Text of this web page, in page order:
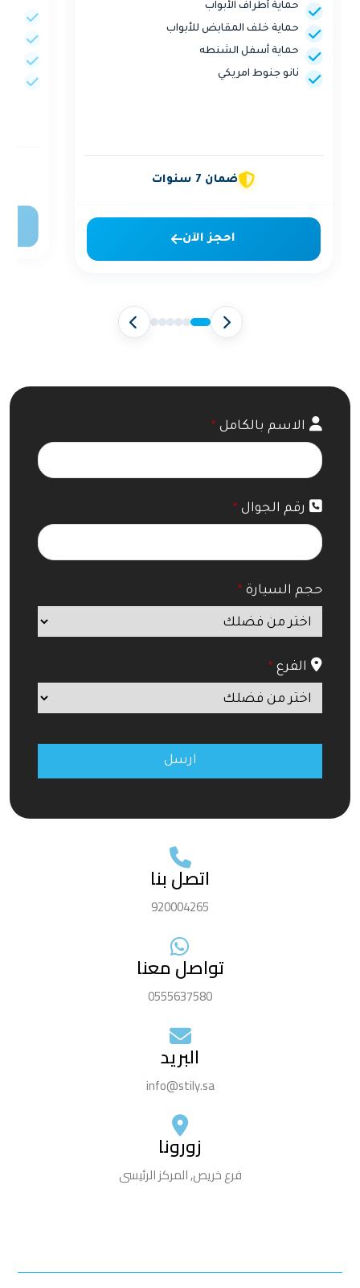
حماية أطراف الأبواب
حماية خلف المقابض للأبواب
حماية أسفل الشنطه
نانو جنوط امريكي
ضمان 7 سنوات
احجز الآن
الاسم بالكامل *
رقم الجوال *
حجم السيارة *
الفرع *
ارسل
اتصل بنا
920004265
تواصل معنا
0555637580
البريد
info@stily.sa
زورونا​
فرع خريص, المركز الرئيسى